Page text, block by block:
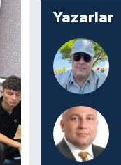
Yazarlar